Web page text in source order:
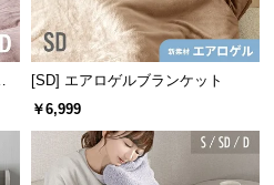
[SD] エアロゲルブランケット
￥6,999